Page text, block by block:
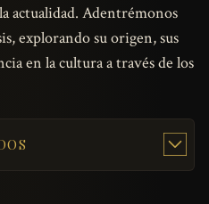
actualidad. Adentrémonos
explorando su origen, sus
en la cultura a través de los